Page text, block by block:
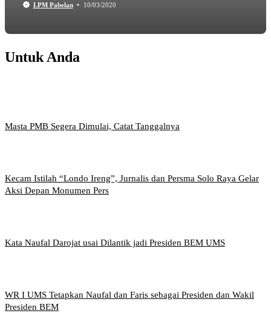
LPM Pabelan 10/03/2020
Untuk Anda
Masta PMB Segera Dimulai, Catat Tanggalnya
Kecam Istilah “Londo Ireng”, Jurnalis dan Persma Solo Raya Gelar
Aksi Depan Monumen Pers
Kata Naufal Darojat usai Dilantik jadi Presiden BEM UMS
WR I UMS Tetapkan Naufal dan Faris sebagai Presiden dan Wakil
Presiden BEM